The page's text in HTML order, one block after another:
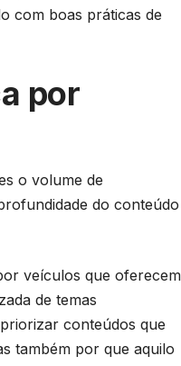
com boas práticas de
por
o volume de
do conteúdo
veículos que oferecem
de temas
conteúdos que
também por que aquilo